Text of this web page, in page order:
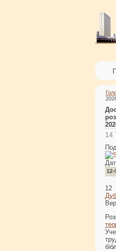
14
12-
12